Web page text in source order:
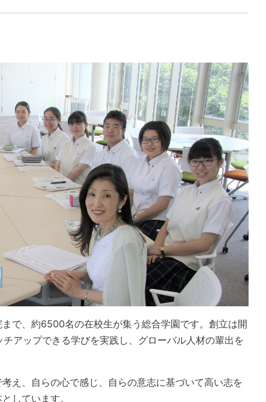
で、約6500名の在校生が集う総合学園です。創立は開
アップできる学びを実践し、グローバル人材の輩出を
え、自らの心で感じ、自らの意志に基づいて高い志を
しています。